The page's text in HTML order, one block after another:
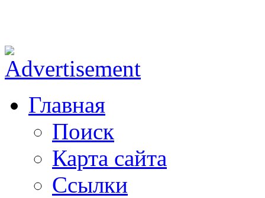
Главная
Поиск
Карта сайта
Ссылки